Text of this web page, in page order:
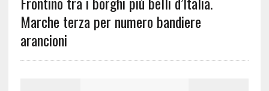
Marche terza per numero bandiere
arancioni